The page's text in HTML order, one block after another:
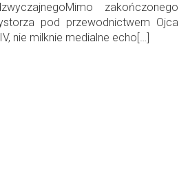
zakończonego
pod przewodnictwem Ojca
nie milknie medialne echo[…]